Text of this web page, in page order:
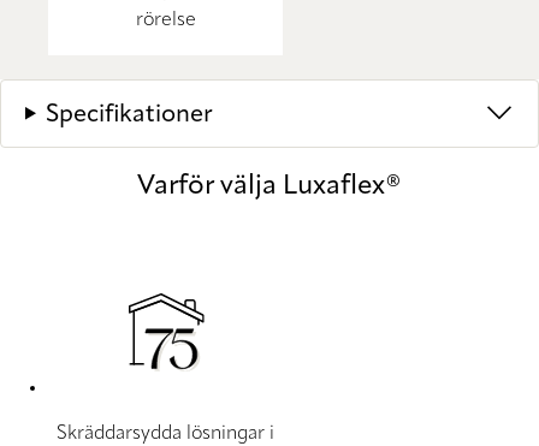
rörelse
Specifikationer
Varför välja Luxaflex®
Skräddarsydda lösningar i